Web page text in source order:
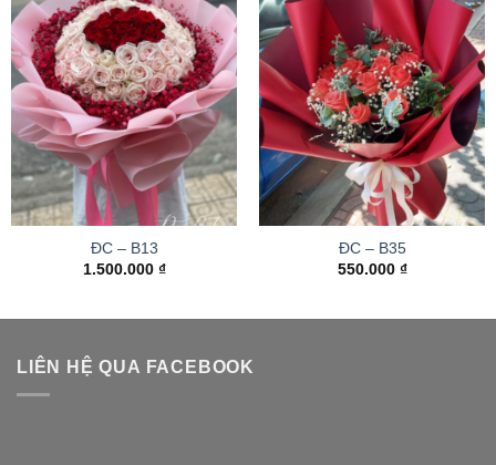
ĐC – B13
1.500.000 ₫
ĐC – B35
550.000 ₫
LIÊN HỆ QUA FACEBOOK